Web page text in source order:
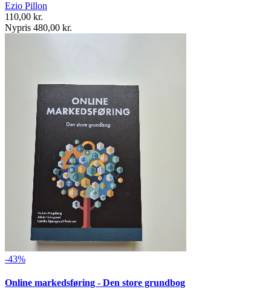
Ezio Pillon
110,00 kr.
Nypris 480,00 kr.
-43%
Online markedsføring - Den store grundbog